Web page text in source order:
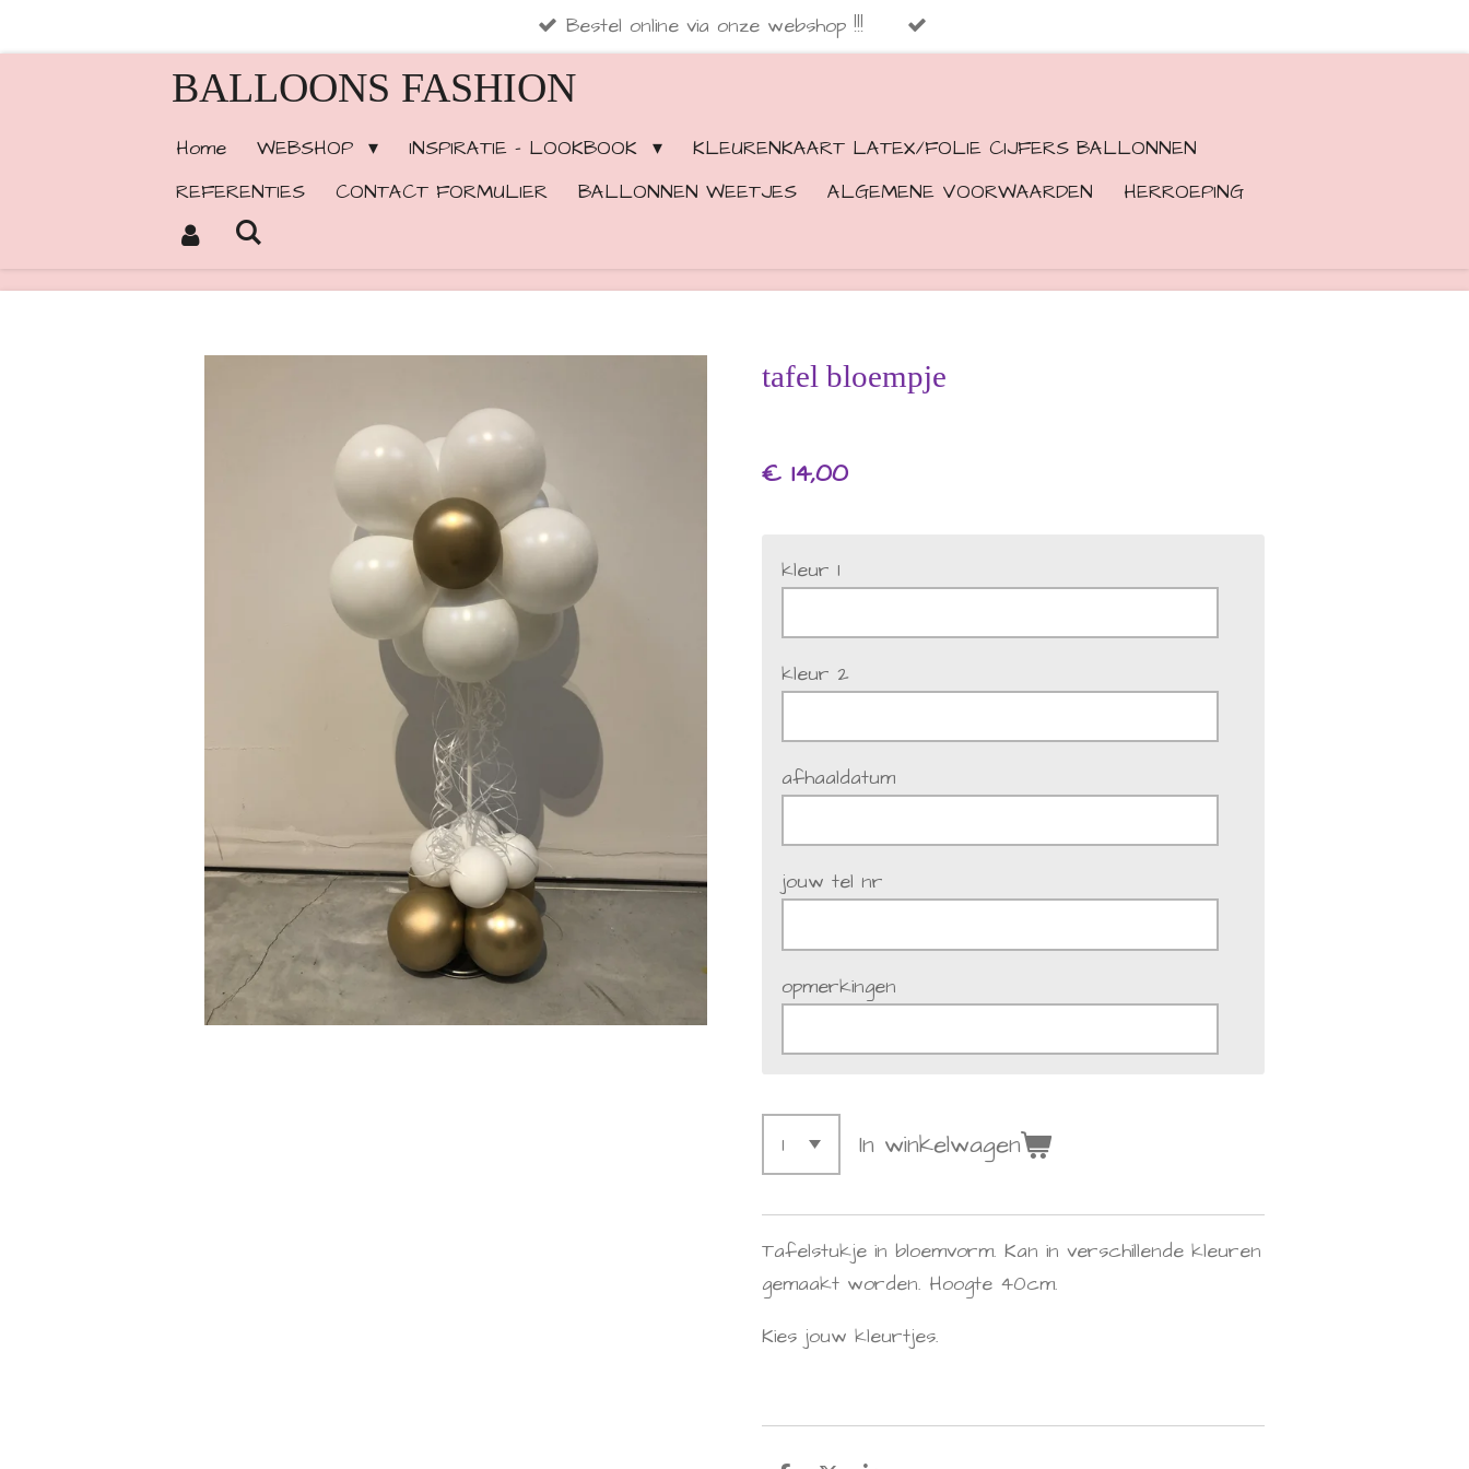
direct
Bestel online via onze webshop !!!
BALLOONS FASHION
Home WEBSHOP INSPIRATIE - LOOKBOOK
KLEURENKAART LATEX/FOLIE CIJFERS BALLONNEN
REFERENTIES
CONTACT FORMULIER BALLONNEN WEETJES ALGEMENE VOORWAARDEN HERROEPING
tafel bloempje
€ 14,00
kleur 1
kleur 2
afhaaldatum
jouw tel nr
opmerkingen
In winkelwagen
Tafelstukje in bloemvorm. Kan in verschillende kleuren
gemaakt worden. Hoogte 40cm.
Kies jouw kleurtjes.